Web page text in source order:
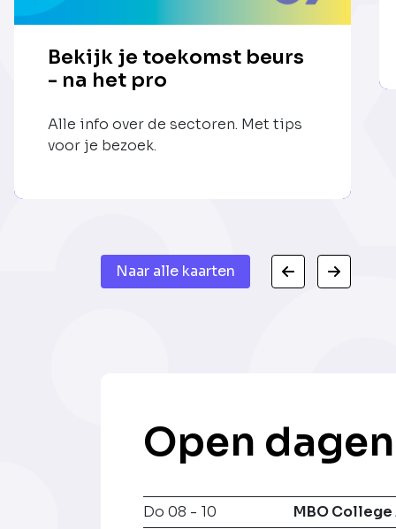
Bekijk je toekomst beurs
- na het pro
Alle info over de sectoren. Met tips
voor je bezoek.
Naar alle kaarten
Open dagen
Do 08 - 10
MBO